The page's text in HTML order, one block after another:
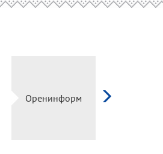
Оренинформ